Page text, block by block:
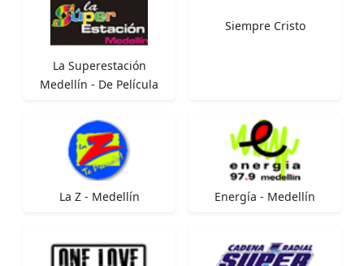
La Superestación
Medellín - De Película
Siempre Cristo
La Z - Medellín Energía - Medellín